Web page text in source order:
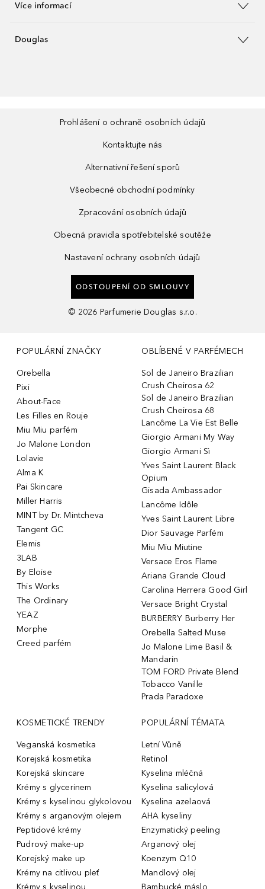
Více informací
Douglas
Prohlášení o ochraně osobních údajů
Kontaktujte nás
Alternativní řešení sporů
Všeobecné obchodní podmínky
Zpracování osobních údajů
Obecná pravidla spotřebitelské soutěže
Nastavení ochrany osobních údajů
ODSTOUPENÍ OD SMLOUVY
© 2026 Parfumerie Douglas s.r.o.
POPULÁRNÍ ZNAČKY
Orebella
Pixi
About-Face
Les Filles en Rouje
Miu Miu parfém
Jo Malone London
Lolavie
Alma K
Pai Skincare
Miller Harris
MINT by Dr. Mintcheva
Tangent GC
Elemis
3LAB
By Eloise
This Works
The Ordinary
YEAZ
Morphe
Creed parfém
OBLÍBENÉ V PARFÉMECH
Sol de Janeiro Brazilian
Crush Cheirosa 62
Sol de Janeiro Brazilian
Crush Cheirosa 68
Lancôme La Vie Est Belle
Giorgio Armani My Way
Giorgio Armani Sì
Yves Saint Laurent Black
Opium
Gisada Ambassador
Lancôme Idôle
Yves Saint Laurent Libre
Dior Sauvage Parfém
Miu Miu Miutine
Versace Eros Flame
Ariana Grande Cloud
Carolina Herrera Good Girl
Versace Bright Crystal
BURBERRY Burberry Her
Orebella Salted Muse
Jo Malone Lime Basil &
Mandarin
TOM FORD Private Blend
Tobacco Vanille
Prada Paradoxe
KOSMETICKÉ TRENDY
Veganská kosmetika
Korejská kosmetika
Korejská skincare
Krémy s glycerinem
Krémy s kyselinou glykolovou
Krémy s arganovým olejem
Peptidové krémy
Pudrový make-up
Korejský make up
Krémy na citlivou pleť
Krémy s kyselinou
POPULÁRNÍ TÉMATA
Letní Vůně
Retinol
Kyselina mléčná
Kyselina salicylová
Kyselina azelaová
AHA kyseliny
Enzymatický peeling
Arganový olej
Koenzym Q10
Mandlový olej
Bambucké máslo